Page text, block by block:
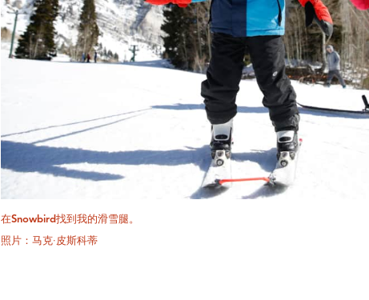
在Snowbird找到我的滑雪腿。
照片：马克·皮斯科蒂